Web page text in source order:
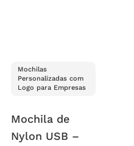
Mochilas
Personalizadas com
Logo para Empresas
Mochila de
Nylon USB –